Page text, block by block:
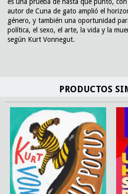
autor de Cuna de gato amplió el
género, y también una oportunidad
política, el sexo, el arte, la vida y la
según Kurt Vonnegut.
PRODUCTOS